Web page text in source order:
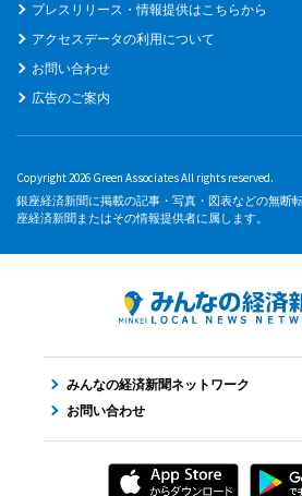
プレスリリース・情報提供はこちらから
アクセスデータの利用について
お問い合わせ
広告のご案内
Copyright 2026 Green Associates All rights reserved.
銀座経済新聞に掲載の記事・写真・図表などの無断
座経済新聞またはその情報提供者に属します。
みんなの経済新聞ネットワーク
お問い合わせ